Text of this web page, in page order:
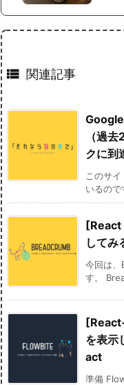
 関連記事
（過
クに到
このサ
いるので
してみ
今回は、
す。
を表示
act
準備